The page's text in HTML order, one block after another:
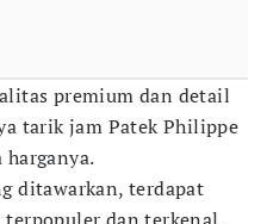
premium dan detail
tarik jam Patek Philippe
harganya.
ditawarkan, terdapat